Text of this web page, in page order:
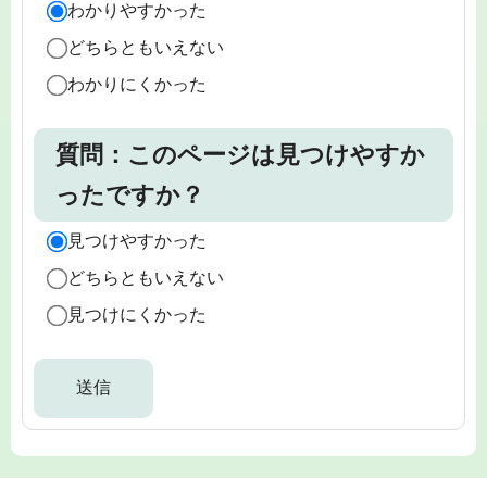
わかりやすかった
どちらともいえない
わかりにくかった
質問：このページは見つけやすか
ったですか？
見つけやすかった
どちらともいえない
見つけにくかった